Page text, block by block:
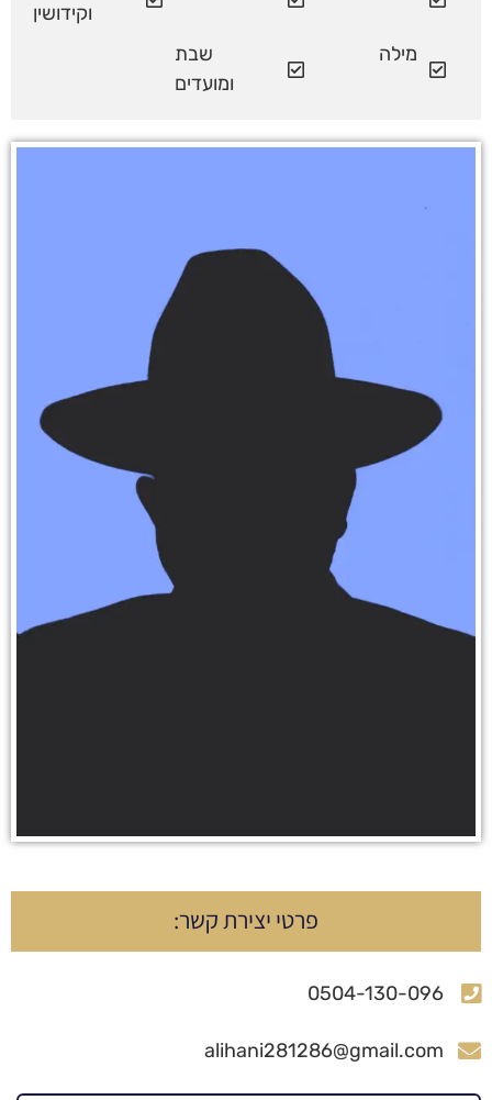
וקידושין
מילה
שבת
ומועדים
פרטי יצירת קשר:
0504-130-096
alihani281286@gmail.com